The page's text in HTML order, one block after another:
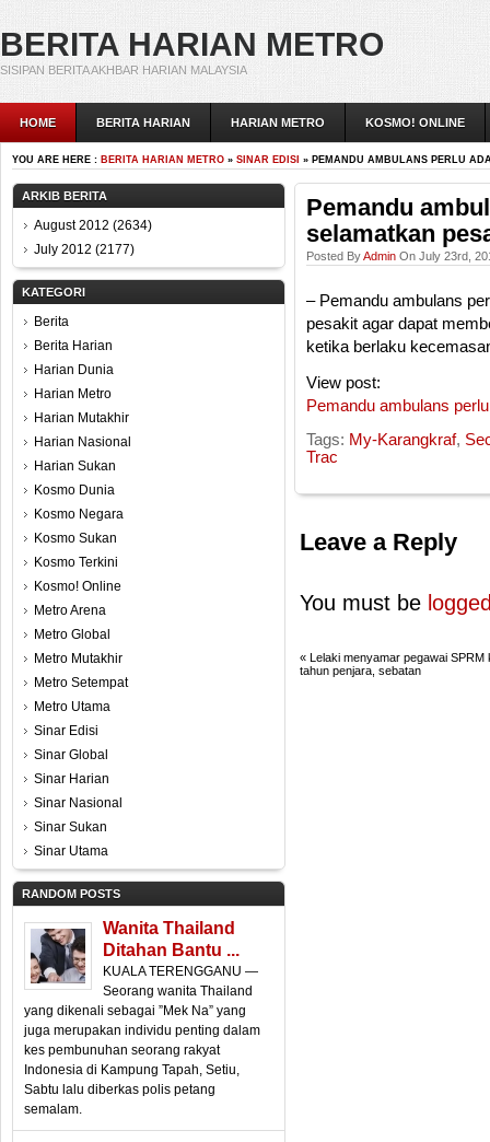
BERITA HARIAN METRO
SISIPAN BERITA AKHBAR HARIAN MALAYSIA
HOME BERITA HARIAN HARIAN METRO KOSMO! ONLINE
YOU ARE HERE : BERITA HARIAN METRO » SINAR EDISI » PEMANDU AMBULANS PERLU
ARKIB BERITA
August 2012 (2634)
July 2012 (2177)
KATEGORI
Berita
Berita Harian
Harian Dunia
Harian Metro
Harian Mutakhir
Harian Nasional
Harian Sukan
Kosmo Dunia
Kosmo Negara
Kosmo Sukan
Kosmo Terkini
Kosmo! Online
Metro Arena
Metro Global
Metro Mutakhir
Metro Setempat
Metro Utama
Sinar Edisi
Sinar Global
Sinar Harian
Sinar Nasional
Sinar Sukan
Sinar Utama
RANDOM POSTS
Wanita Thailand
Ditahan Bantu ...
KUALA TERENGGANU —
Seorang wanita Thailand
yang dikenali sebagai ”Mek Na” yang
juga merupakan individu penting dalam
kes pembunuhan seorang rakyat
Indonesia di Kampung Tapah, Setiu,
Sabtu lalu diberkas polis petang
semalam.
Pemandu
selamatkan
Posted ByAdmin On July 23rd,
– Pemandu ambulans
pesakit agar dapat
ketika berlaku
View post:
Pemandu ambulans
Tags: My-Karangkraf,
Trac
Leave a Reply
You must be
« Lelaki menyamar pegawai SPRM
tahun penjara, sebatan